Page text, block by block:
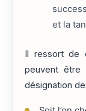
et la
Il ressort de
peuvent être
désignation